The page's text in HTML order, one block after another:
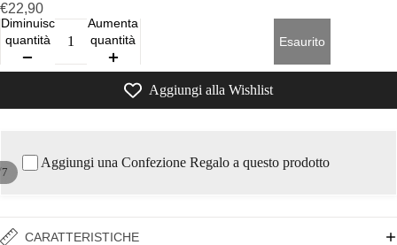
7
€22,90
Diminuisci
quantità
Aumenta
quantità
Esaurito
Aggiungi alla Wishlist
Aggiungi una Confezione Regalo a questo prodotto
CARATTERISTICHE